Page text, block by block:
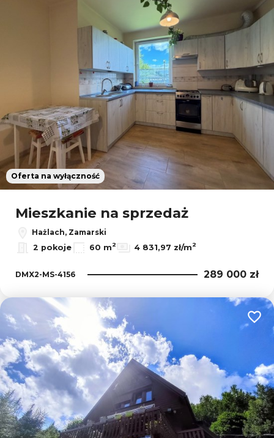
Oferta na wyłączność
Mieszkanie na sprzedaż
Hażlach, Zamarski
2 pokoje
60 m2 4 831,97 zł/m2
DMX2-MS-4156 289 000 zł